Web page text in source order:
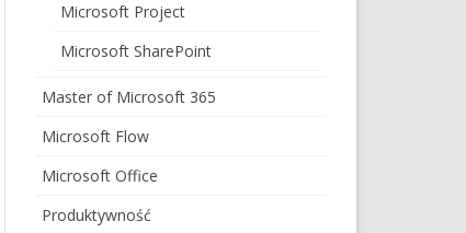
Microsoft Project
Microsoft SharePoint
Master of Microsoft 365
Microsoft Flow
Microsoft Office
Produktywność